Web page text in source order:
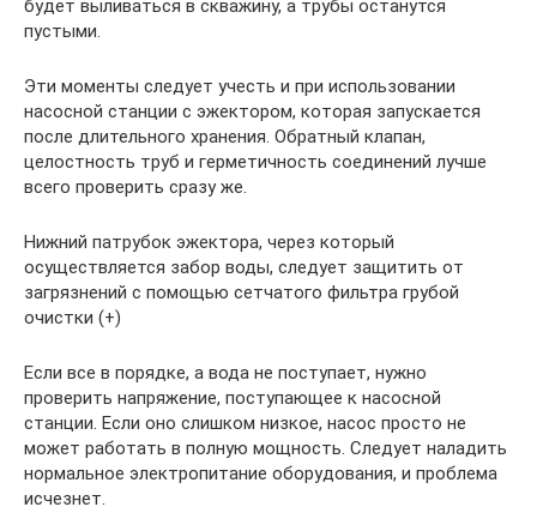
будет выливаться в скважину, а трубы останутся
пустыми.
Эти моменты следует учесть и при использовании
насосной станции с эжектором, которая запускается
после длительного хранения. Обратный клапан,
целостность труб и герметичность соединений лучше
всего проверить сразу же.
Нижний патрубок эжектора, через который
осуществляется забор воды, следует защитить от
загрязнений с помощью сетчатого фильтра грубой
очистки (+)
Если все в порядке, а вода не поступает, нужно
проверить напряжение, поступающее к насосной
станции. Если оно слишком низкое, насос просто не
может работать в полную мощность. Следует наладить
нормальное электропитание оборудования, и проблема
исчезнет.